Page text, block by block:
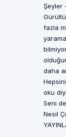
Şeyler
fazla
daha
oku
Seni
Nesil